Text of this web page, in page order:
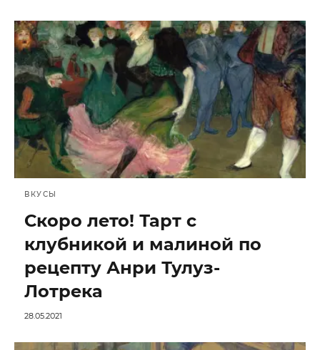
ВКУСЫ
Скоро лето! Тарт с
клубникой и малиной по
рецепту Анри Тулуз-
Лотрека
28.05.2021